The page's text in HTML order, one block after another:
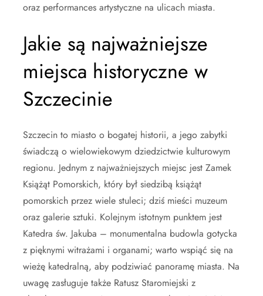
oraz performances artystyczne na ulicach miasta.
Jakie są najważniejsze
miejsca historyczne w
Szczecinie
Szczecin to miasto o bogatej historii, a jego zabytki
świadczą o wielowiekowym dziedzictwie kulturowym
regionu. Jednym z najważniejszych miejsc jest Zamek
Książąt Pomorskich, który był siedzibą książąt
pomorskich przez wiele stuleci; dziś mieści muzeum
oraz galerie sztuki. Kolejnym istotnym punktem jest
Katedra św. Jakuba – monumentalna budowla gotycka
z pięknymi witrażami i organami; warto wspiąć się na
wieżę katedralną, aby podziwiać panoramę miasta. Na
uwagę zasługuje także Ratusz Staromiejski z